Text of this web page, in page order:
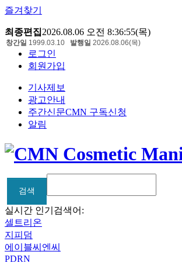
즐겨찾기
최종편집2026.08.06 오전 8:36:55(목)
로그인
회원가입
기사제보
광고안내
주간신문CMN 구독신청
알림
창간일 1999.03.10 발행일 2026.08.06(목)
검색
검색
실시간 인기검색어:
셀트리온
지피덤
에이블씨엔씨
PDRN